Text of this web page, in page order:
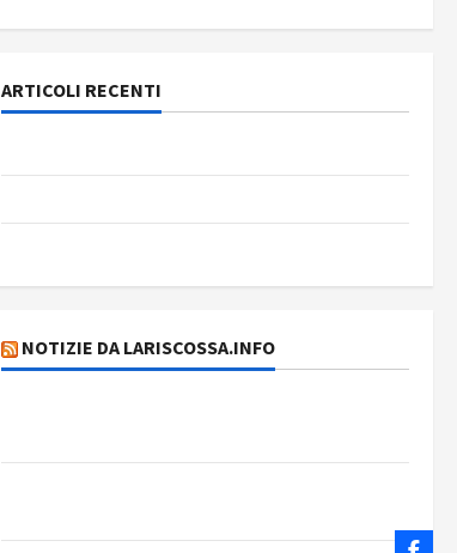
ARTICOLI RECENTI
NOTIZIE DA LARISCOSSA.INFO